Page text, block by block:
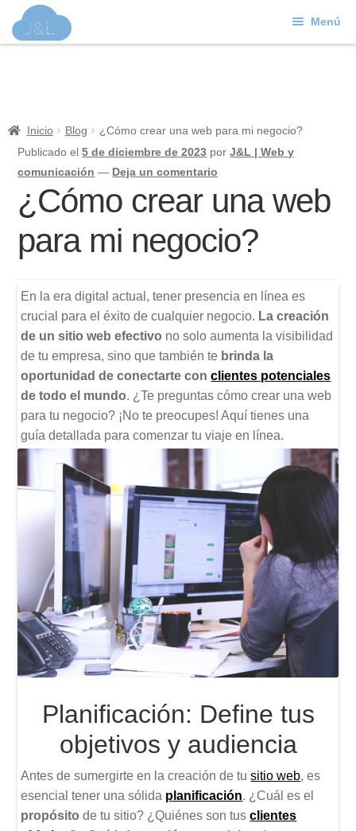
a
al
Menú
Contacto
Inicio Blog
¿Cómo crear una web para mi negocio?
Publicado el5 de diciembre de 2023 porJ&L | Web y
comunicación — Deja un comentario
¿Cómo crear una web
para mi negocio?
En la era digital actual, tener presencia en línea es
crucial para el éxito de cualquier negocio. La creación
de un sitio web efectivo no solo aumenta la visibilidad
de tu empresa, sino que también te brinda la
oportunidad de conectarte conclientes potenciales
de todo el mundo. ¿Te preguntas cómo crear una web
para tu negocio? ¡No te preocupes! Aquí tienes una
guía detallada para comenzar tu viaje en línea.
Planificación: Define tus
objetivos y audiencia
Antes de sumergirte en la creación de tusitio web, es
esencial tener una sólida planificación. ¿Cuál es el
propósito de tu sitio? ¿Quiénes son tusclientes